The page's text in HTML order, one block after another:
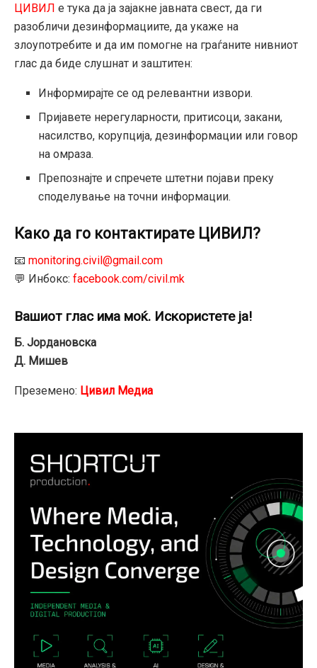
ЦИВИЛ е тука да ја зајакне јавната свест, да ги
разобличи дезинформациите, да укаже на
злоупотребите и да им помогне на граѓаните нивниот
глас да биде слушнат и заштитен:
Информирајте се од релевантни извори.
Пријавете нерегуларности, притисоци, закани,
насилство, корупција, дезинформации или говор
на омраза.
Препознајте и спречете штетни појави преку
споделување на точни информации.
Како да го контактирате ЦИВИЛ?
📧 monitoring.civil@gmail.com
💬 Инбокс: facebook.com/civil.mk
Вашиот глас има моќ. Искористете ја!
Б. Јордановска
Д. Мишев
Преземено: Цивил Медиа